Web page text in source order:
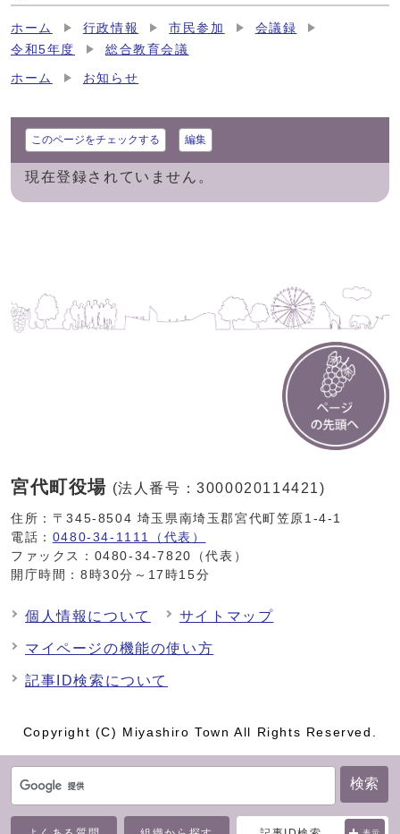
検索
ホーム 行政情報 市民参加
会議録
令和5年度
総合教育会議
ホーム お知らせ
このページをチェックする 編集
現在登録されていません。
宮代町役場 (法人番号：3000020114421)
住所：〒345-8504 埼玉県南埼玉郡宮代町笠原1-4-1
電話： 0480-34-1111（代表）
ファックス：0480-34-7820（代表）
開庁時間：8時30分～17時15分
個人情報について サイトマップ
マイページの機能の使い方
記事ID検索について
Copyright (C) Miyashiro Town All Rights Reserved.